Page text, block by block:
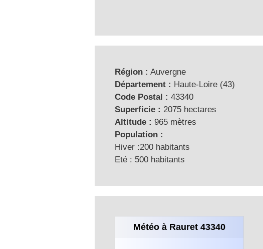
Région : Auvergne
Département : Haute-Loire (43)
Code Postal : 43340
Superficie : 2075 hectares
Altitude : 965 mètres
Population :
Hiver :200 habitants
Eté : 500 habitants
Météo à Rauret 43340